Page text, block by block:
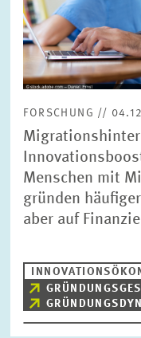
FORSCHUNG //
Menschen mit
gründen
aber auf